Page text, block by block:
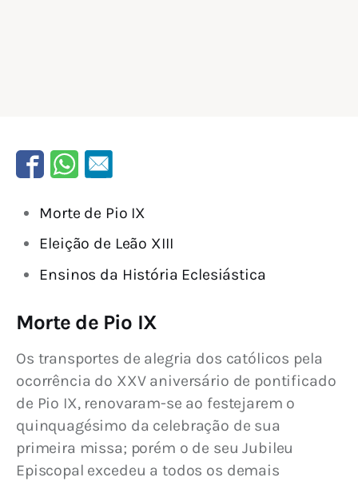
Morte de Pio IX
Eleição de Leão XIII
Ensinos da História Eclesiástica
Morte de Pio IX
Os transportes de alegria dos católicos pela
ocorrência do XXV aniversário de pontificado
de Pio IX, renovaram-se ao festejarem o
quinquagésimo da celebração de sua
primeira missa; porém o de seu Jubileu
Episcopal excedeu a todos os demais